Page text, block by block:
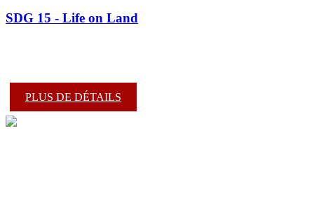
SDG 15 - Life on Land
PLUS DE DÉTAILS